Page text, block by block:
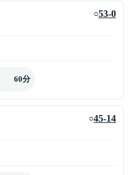
○53-0
60分
○45-14